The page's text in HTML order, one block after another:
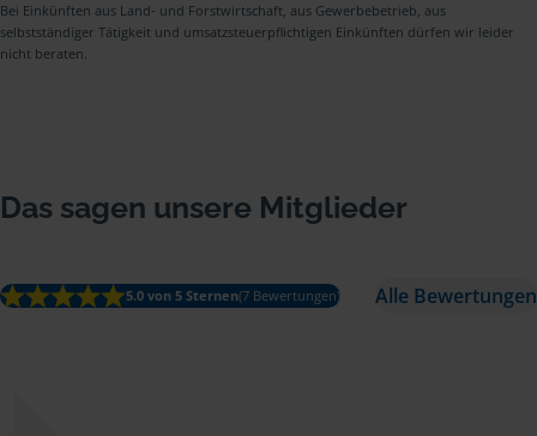
Bei Einkünften aus Land- und Forstwirtschaft, aus Gewerbebetrieb, aus
selbstständiger Tätigkeit und umsatzsteuerpflichtigen Einkünften dürfen wir leider
nicht beraten.
Das sagen unsere Mitglieder
5.0 von 5 Sternen(7 Bewertungen) Alle Bewertungen